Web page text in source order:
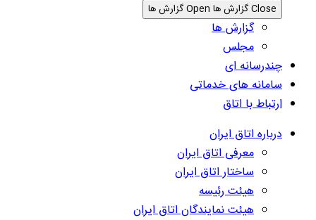
Close گزارش ها Open گزارش ها
گزارش ها
مجلس
چندرسانه ای
سامانه های خدماتی
ارتباط با اتاق
درباره اتاق ایران
معرفی اتاق ایران
ساختار اتاق ایران
هیئت رئیسه
هیئت نمایندگان اتاق ایران